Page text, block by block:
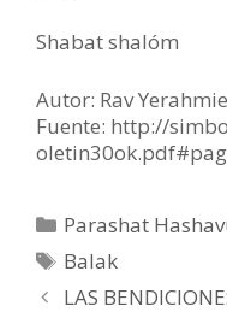
Shabat shalóm
Autor: Rav
Fuente: http://
Categorías
Parashat
Etiquetas
Balak
LAS